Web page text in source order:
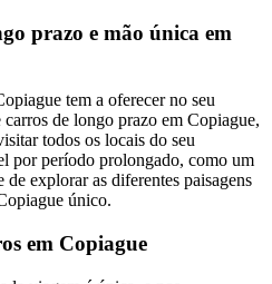
prazo e mão única em
tem a oferecer no seu
de longo prazo em Copiague,
todos os locais do seu
por período prolongado, como um
explorar as diferentes paisagens
único.
em Copiague